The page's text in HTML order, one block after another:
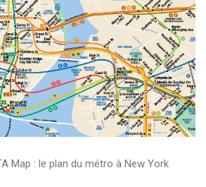
Map : le plan du métro à New York